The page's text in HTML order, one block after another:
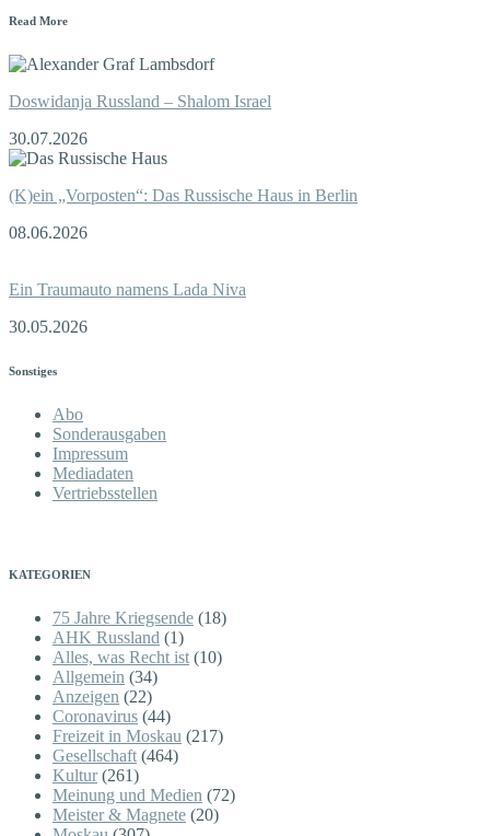
Read More
Doswidanja Russland – Shalom Israel
30.07.2026
(K)ein „Vorposten“: Das Russische Haus in Berlin
08.06.2026
Ein Traumauto namens Lada Niva
30.05.2026
Sonstiges
Abo
Sonderausgaben
Impressum
Mediadaten
Vertriebsstellen
KATEGORIEN
75 Jahre Kriegsende (18)
AHK Russland (1)
Alles, was Recht ist (10)
Allgemein (34)
Anzeigen (22)
Coronavirus (44)
Freizeit in Moskau (217)
Gesellschaft (464)
Kultur(261)
Meinung und Medien (72)
Meister & Magnete (20)